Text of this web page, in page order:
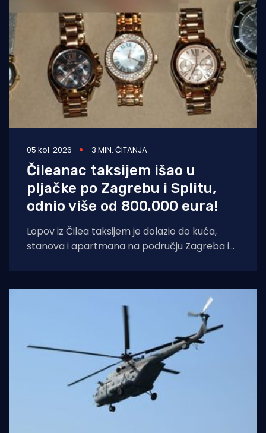
05 kol. 2026 3 MIN. ČITANJA
Čileanac taksijem išao u
pljačke po Zagrebu i Splitu,
odnio više od 800.000 eura!
Lopov iz Čilea taksijem je dolazio do kuća,
stanova i apartmana na području Zagreba i